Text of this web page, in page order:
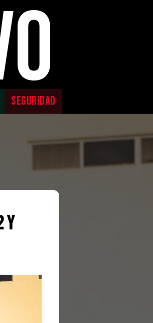
SEGURIDAD
y